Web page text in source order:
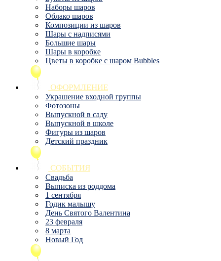
Наборы шаров
Облако шаров
Композиции из шаров
Шары с надписями
Большие шары
Шары в коробке
Цветы в коробке с шаром Bubbles
ОФОРМЛЕНИЕ
Украшение входной группы
Фотозоны
Выпускной в саду
Выпускной в школе
Фигуры из шаров
Детский праздник
СОБЫТИЯ
Свадьба
Выписка из роддома
1 сентября
Годик малышу
День Святого Валентина
23 февраля
8 марта
Новый Год